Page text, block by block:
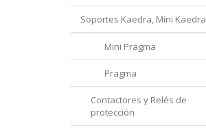
Soportes Kaedra, Mini Kaedra
Mini Pragma
Pragma
Contactores y Relés de
protección